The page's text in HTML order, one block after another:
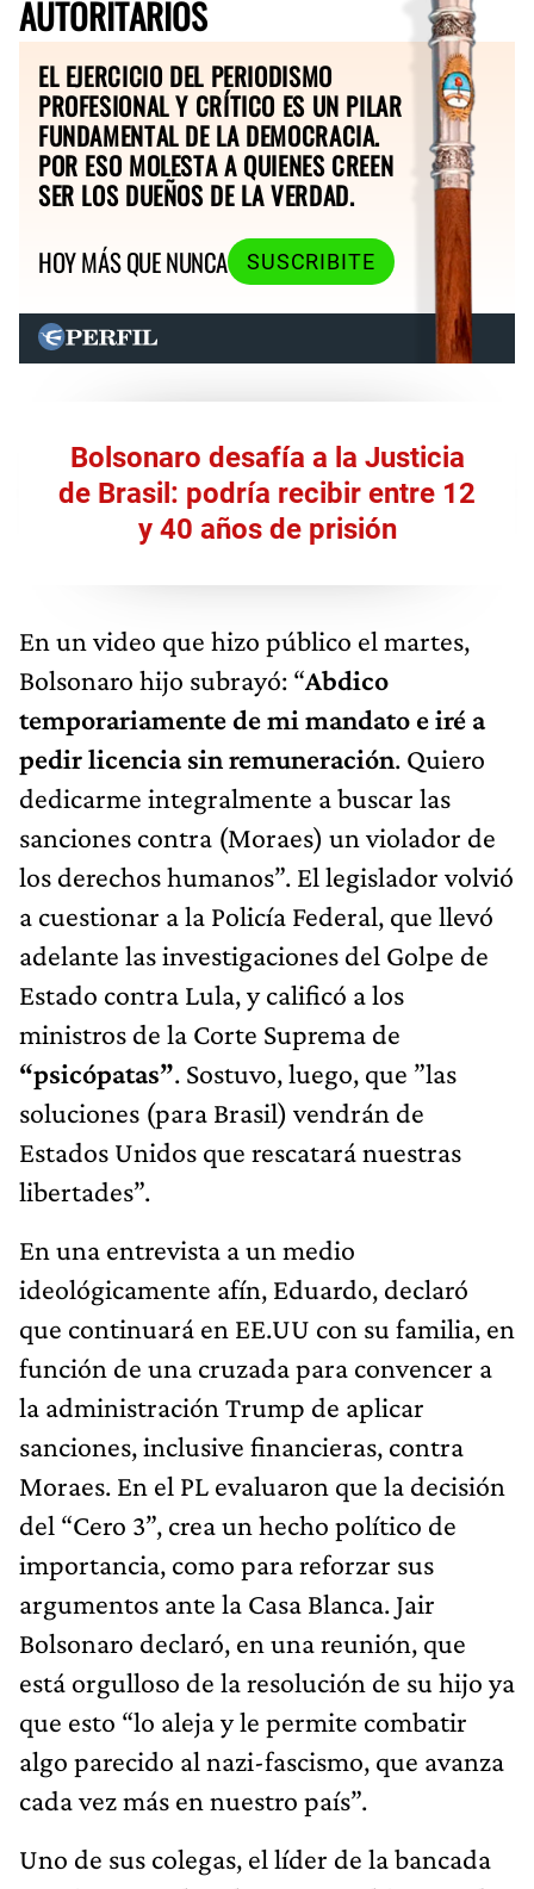
AUTORITARIOS
EL EJERCICIO DEL PERIODISMO
PROFESIONAL Y CRÍTICO ES UN PILAR
FUNDAMENTAL DE LA DEMOCRACIA.
POR ESO MOLESTA A QUIENES CREEN
SER LOS DUEÑOS DE LA VERDAD.
HOY MÁS QUE NUNCA
SUSCRIBITE
Bolsonaro desafía a la Justicia
de Brasil: podría recibir entre 12
y 40 años de prisión
En un video que hizo público el martes,
Bolsonaro hijo subrayó: “Abdico
temporariamente de mi mandato e iré a
pedir licencia sin remuneración. Quiero
dedicarme integralmente a buscar las
sanciones contra (Moraes) un violador de
los derechos humanos”. El legislador volvió
a cuestionar a la Policía Federal, que llevó
adelante las investigaciones del Golpe de
Estado contra Lula, y calificó a los
ministros de la Corte Suprema de
“psicópatas”. Sostuvo, luego, que ”las
soluciones (para Brasil) vendrán de
Estados Unidos que rescatará nuestras
libertades”.
En una entrevista a un medio
ideológicamente afín, Eduardo, declaró
que continuará en EE.UU con su familia, en
función de una cruzada para convencer a
la administración Trump de aplicar
sanciones, inclusive financieras, contra
Moraes. En el PL evaluaron que la decisión
del “Cero 3”, crea un hecho político de
importancia, como para reforzar sus
argumentos ante la Casa Blanca. Jair
Bolsonaro declaró, en una reunión, que
está orgulloso de la resolución de su hijo ya
que esto “lo aleja y le permite combatir
algo parecido al nazi-fascismo, que avanza
cada vez más en nuestro país”.
Uno de sus colegas, el líder de la bancada